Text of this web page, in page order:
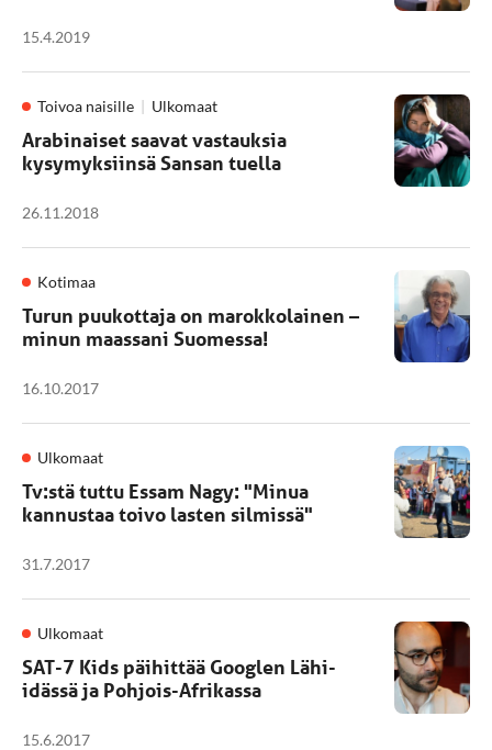
15.4.2019
Toivoa naisille Ulkomaat
Arabinaiset saavat vastauksia
kysymyksiinsä Sansan tuella
26.11.2018
Kotimaa
Turun puukottaja on marokkolainen –
minun maassani Suomessa!
16.10.2017
Ulkomaat
Tv:stä tuttu Essam Nagy: "Minua
kannustaa toivo lasten silmissä"
31.7.2017
Ulkomaat
SAT-7 Kids päihittää Googlen Lähi-
idässä ja Pohjois-Afrikassa
15.6.2017